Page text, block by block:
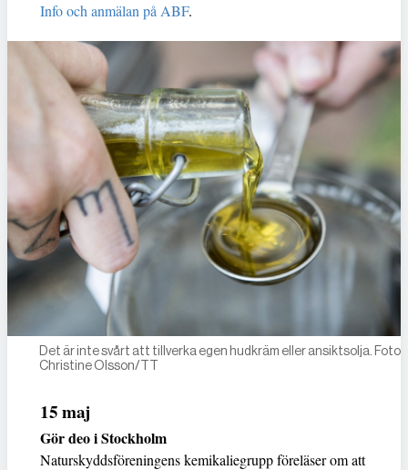
Info och anmälan på ABF.
Det är inte svårt att tillverka egen hudkräm eller ansiktsolja. Foto:
Christine Olsson/TT
15 maj
Gör deo i Stockholm
Naturskyddsföreningens kemikaliegrupp föreläser om att